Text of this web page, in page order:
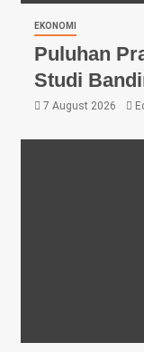
EKONOMI
Puluhan
Studi
7 August 2026